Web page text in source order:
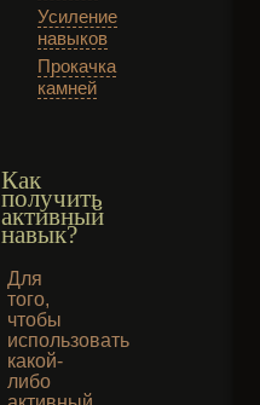
Усиление
навыков
Прокачка
камней
Как
получить
активный
навык?
Для
того,
чтобы
использовать
какой-
либо